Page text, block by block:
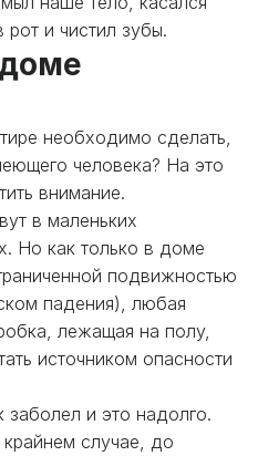
рот и чистил зубы.
необходимо сделать,
человека? На это
внимание.
в маленьких
Но как только в доме
подвижностью
падения), любая
лежащая на полу,
источником опасности
и это надолго.
случае, до